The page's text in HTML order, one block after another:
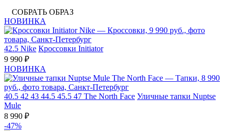
СОБРАТЬ ОБРАЗ
НОВИНКА
42.5 Nike Кроссовки Initiator
9 990 ₽
НОВИНКА
40.5 42 43 44.5 45.5 47 The North Face Уличные тапки Nuptse
Mule
8 990 ₽
-47%